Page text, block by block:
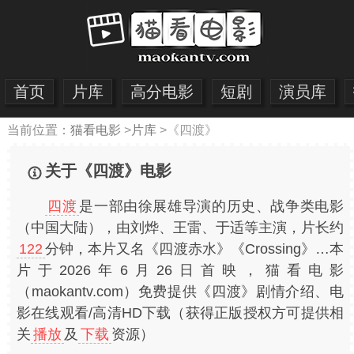
首页 片库 高分电影 短剧 演员库
当前位置： 猫看电影 >片库>《四渡》
关于《四渡》电影
四渡 是一部由徐展雄导演的历史、战争类电影
（中国大陆），由刘烨、王雷、于适等主演，片长约
122 分钟，本片又名《四渡赤水》《Crossing》…本
片于2026年6月26日首映，猫看电影
（maokantv.com）免费提供《四渡》剧情介绍、电
影在线观看/高清HD下载（获得正版授权方可提供相
关 播放 及 下载 资源）